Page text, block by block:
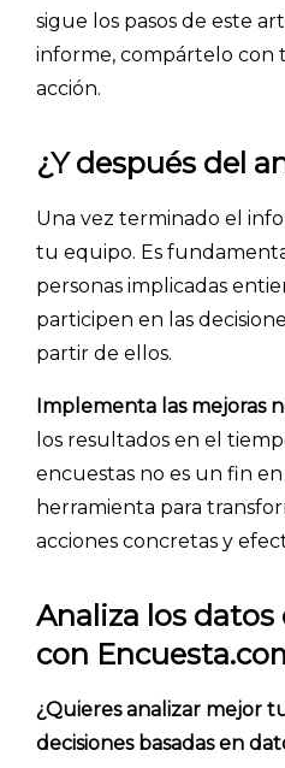
sigue los pasos de este
informe, compártelo con
acción.
¿Y después del
Una vez terminado el
tu equipo. Es
personas implicadas
participen en las
partir de ellos.
Implementa las mejoras
los resultados en el
encuestas no es un fin en
herramienta para
acciones concretas y
Analiza los
con
¿Quieres analizar mejor
decisiones basadas en